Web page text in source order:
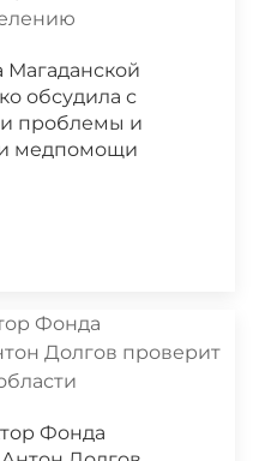
Магаданской
обсудила с
проблемы и
медпомощи
Фонда